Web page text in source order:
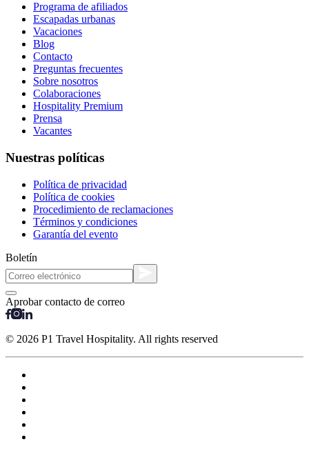
Programa de afiliados
Escapadas urbanas
Vacaciones
Blog
Contacto
Preguntas frecuentes
Sobre nosotros
Colaboraciones
Hospitality Premium
Prensa
Vacantes
Nuestras políticas
Política de privacidad
Política de cookies
Procedimiento de reclamaciones
Términos y condiciones
Garantía del evento
Boletín
Aprobar contacto de correo
© 2026 P1 Travel Hospitality. All rights reserved